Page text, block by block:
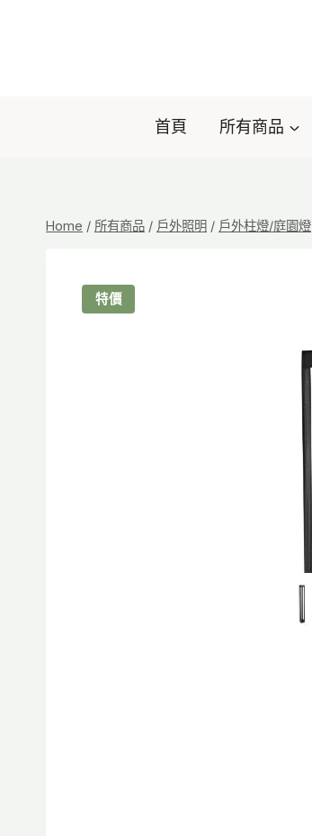
首頁 所有商品
Home / 所有商品 / 戶外照明 / 戶外柱燈/庭園燈
特價